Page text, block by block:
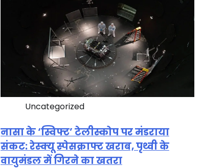
Uncategorized
नासा के ‘स्विफ्ट’ टेलीस्कोप पर मंडराया
संकट: रेस्क्यू स्पेसक्राफ्ट खराब, पृथ्वी के
वायुमंडल में गिरने का खतरा